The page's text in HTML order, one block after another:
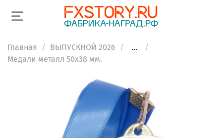
Главная ВЫПУСКНОЙ 2026
...
Медали металл 50х38 мм.